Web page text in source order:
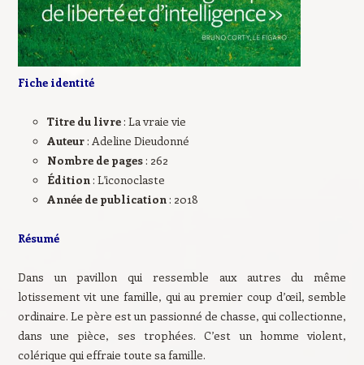
Fiche identité
Titre du livre: La vraie vie
Auteur: Adeline Dieudonné
Nombre de pages: 262
Édition: L’iconoclaste
Année de publication: 2018
Résumé
Dans un pavillon qui ressemble aux autres du même
lotissement vit une famille, qui au premier coup d’œil, semble
ordinaire. Le père est un passionné de chasse, qui collectionne,
dans une pièce, ses trophées. C’est un homme violent,
colérique qui effraie toute sa famille.